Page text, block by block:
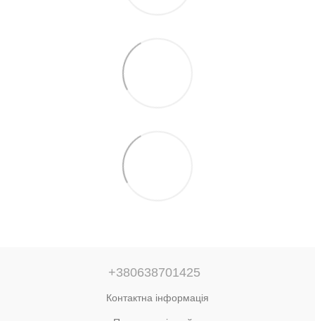
+380638701425
Контактна інформація